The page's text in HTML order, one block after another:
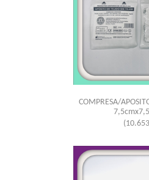
COMPRESA/